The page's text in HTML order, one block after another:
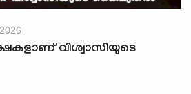
വിശ്വാസിയുടെ